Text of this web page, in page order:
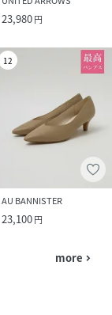
23,980円
12
AU BANNISTER
23,100円
more navigate_next